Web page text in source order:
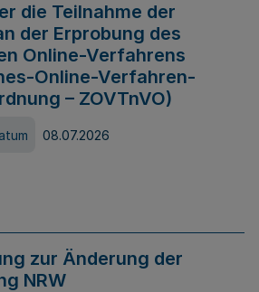
die Teilnahme der
der Erprobung des
Online-Verfahrens
Online-Verfahren-
– ZOVTnVO)
08.07.2026
zur Änderung der
NRW